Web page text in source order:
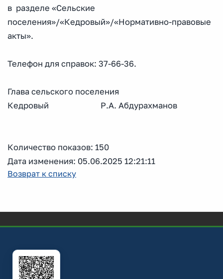
в разделе «Сельские
поселения»/«Кедровый»/«Нормативно-правовые
акты».
Телефон для справок: 37-66-36.
Глава сельского поселения
Кедровый Р.А. Абдурахманов
Количество показов: 150
Дата изменения: 05.06.2025 12:21:11
Возврат к списку